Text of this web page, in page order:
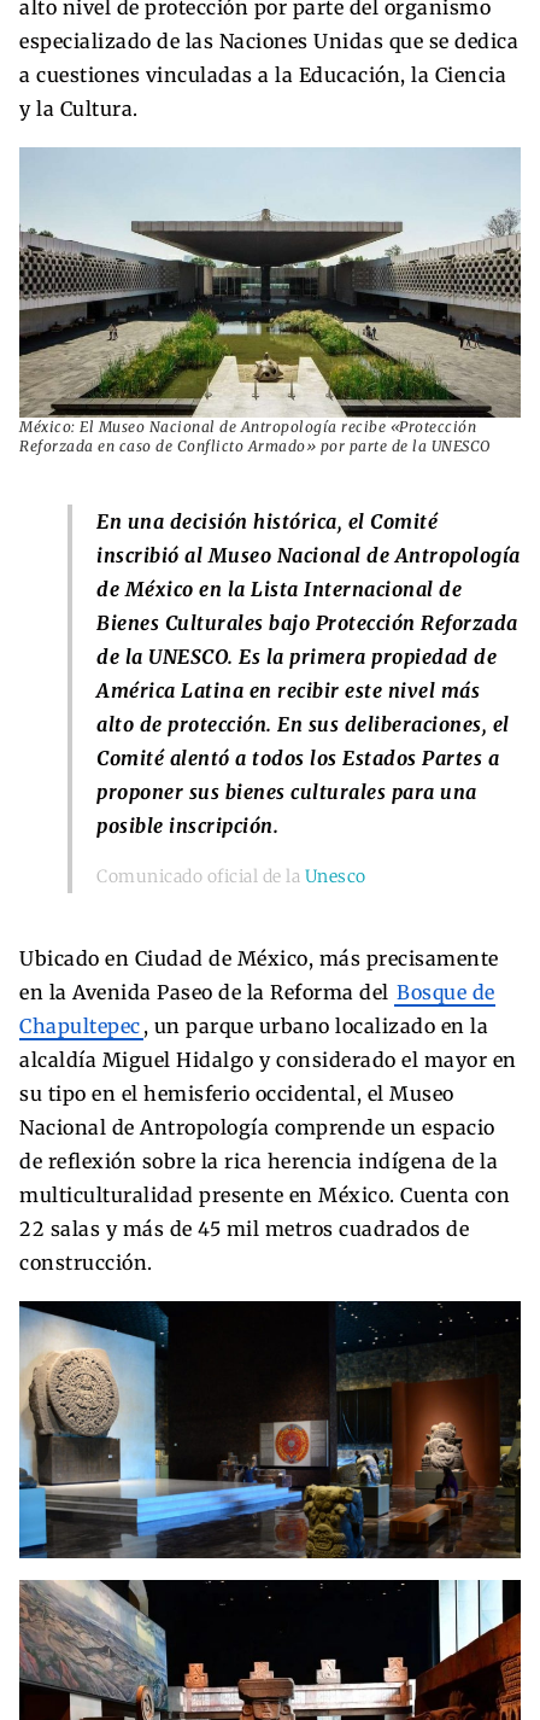
alto nivel de protección por parte del organismo
especializado de las Naciones Unidas que se dedica
a cuestiones vinculadas a la Educación, la Ciencia
y la Cultura.
México: El Museo Nacional de Antropología recibe «Protección
Reforzada en caso de Conflicto Armado» por parte de la UNESCO
En una decisión histórica, el Comité
inscribió al Museo Nacional de Antropología
de México en la Lista Internacional de
Bienes Culturales bajo Protección Reforzada
de la UNESCO. Es la primera propiedad de
América Latina en recibir este nivel más
alto de protección. En sus deliberaciones, el
Comité alentó a todos los Estados Partes a
proponer sus bienes culturales para una
posible inscripción.
Comunicado oficial de la Unesco
Ubicado en Ciudad de México, más precisamente
en la Avenida Paseo de la Reforma del Bosque de
Chapultepec , un parque urbano localizado en la
alcaldía Miguel Hidalgo y considerado el mayor en
su tipo en el hemisferio occidental, el Museo
Nacional de Antropología comprende un espacio
de reflexión sobre la rica herencia indígena de la
multiculturalidad presente en México. Cuenta con
22 salas y más de 45 mil metros cuadrados de
construcción.